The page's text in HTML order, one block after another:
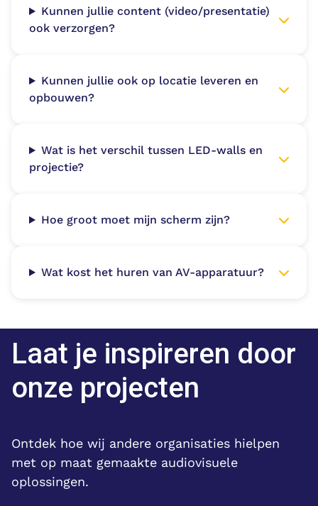
Kunnen jullie content (video/presentatie)
ook verzorgen?
Kunnen jullie ook op locatie leveren en
opbouwen?
Wat is het verschil tussen LED-walls en
projectie?
Hoe groot moet mijn scherm zijn?
Wat kost het huren van AV-apparatuur?
Laat je inspireren door
onze projecten
Ontdek hoe wij andere organisaties hielpen
met op maat gemaakte audiovisuele
oplossingen.